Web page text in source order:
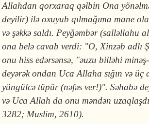
Allahdan qorxaraq qəlbin Ona
deyilir) ilə oxuyub qılmağıma mane
və şəkkə saldı. Peyğəmbər (salləllahu
ona belə cavab verdi: "O, Xinzəb adlı
onu hiss edərsənsə, "əuzu billəhi
deyərək ondan Uca Allaha sığın və üç
yüngülcə tüpür (nəfəs ver!)". Səhabə
və Uca Allah da onu məndən
3282; Muslim, 2610).